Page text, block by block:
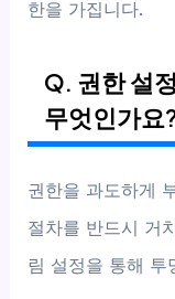
한을 가집니다.
Q. 권한 설
무엇인가요
권한을 과도하게
절차를 반드시 거
림 설정을 통해 투